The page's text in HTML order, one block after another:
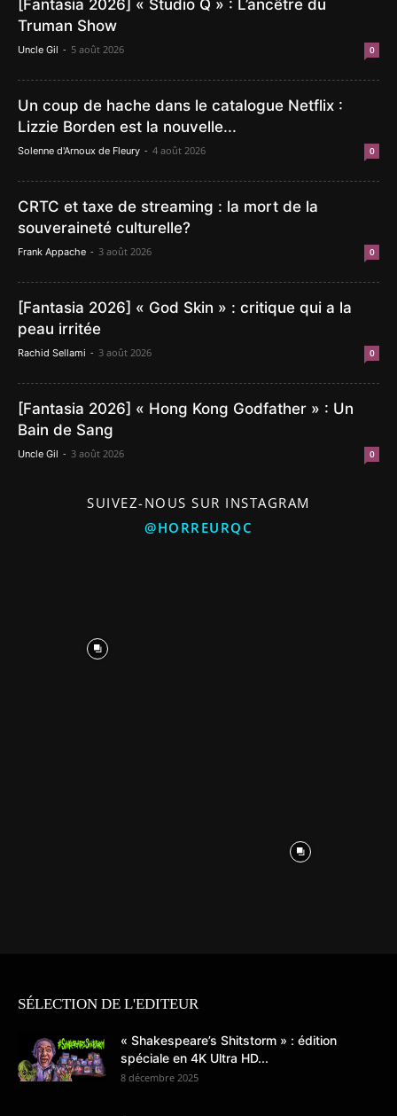
[Fantasia 2026] « Studio Q » : L’ancêtre du
Truman Show
Uncle Gil - 5 août 2026 0
Un coup de hache dans le catalogue Netflix :
Lizzie Borden est la nouvelle...
Solenne d'Arnoux de Fleury - 4 août 2026 0
CRTC et taxe de streaming : la mort de la
souveraineté culturelle?
Frank Appache - 3 août 2026 0
[Fantasia 2026] « God Skin » : critique qui a la
peau irritée
Rachid Sellami - 3 août 2026 0
[Fantasia 2026] « Hong Kong Godfather » : Un
Bain de Sang
Uncle Gil - 3 août 2026 0
SUIVEZ-NOUS SUR INSTAGRAM
@HORREURQC
SÉLECTION DE L'EDITEUR
« Shakespeare’s Shitstorm » : édition
spéciale en 4K Ultra HD...
8 décembre 2025